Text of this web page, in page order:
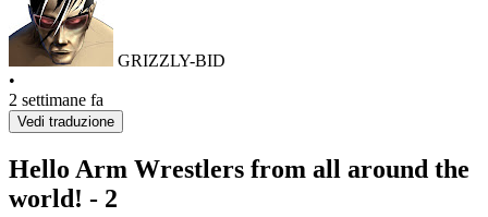
GRIZZLY-BID
•
2 settimane fa
Vedi traduzione
Hello Arm Wrestlers from all around the
world! - 2